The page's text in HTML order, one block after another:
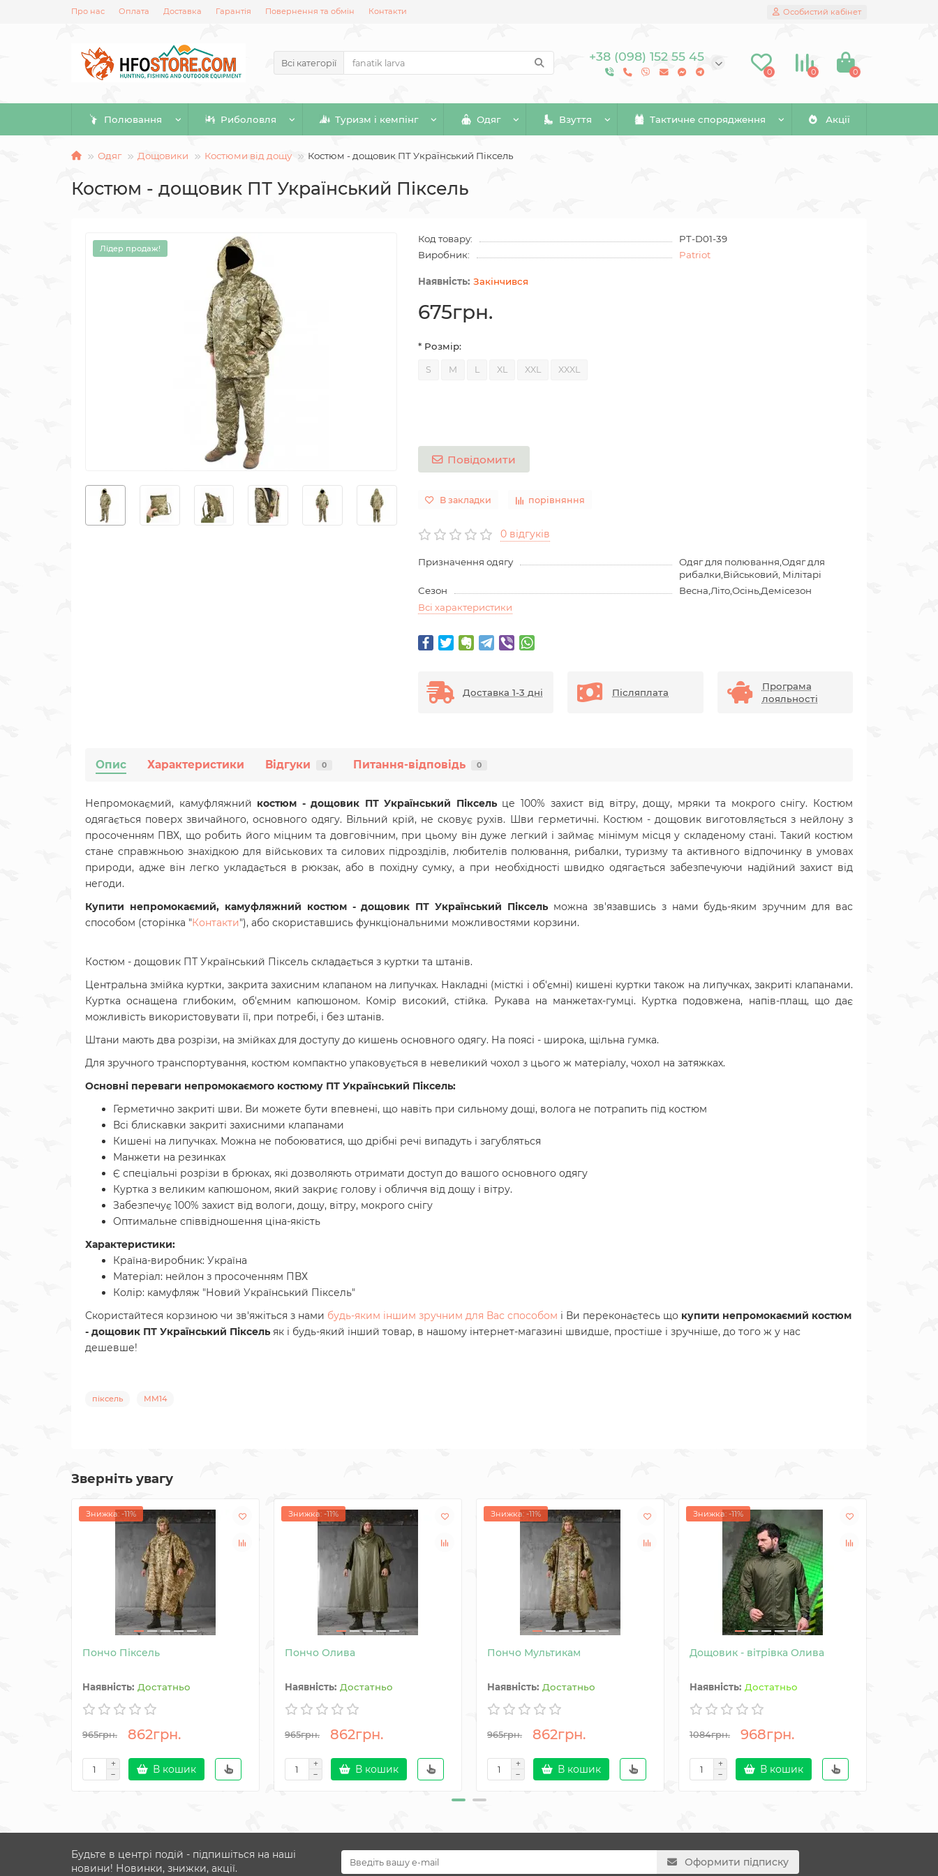
Про нас Оплата Доставка Гарантія Повернення та обмін Контакти Особистий кабінет
Всі категорії +38 (098) 152 55 45
0 0 0
Полювання Риболовля Туризм і кемпінг Одяг Взуття Тактичне спорядження Акції
Одяг Дощовики Костюми від дощу Костюм - дощовик ПТ Український Піксель
Костюм - дощовик ПТ Український Піксель
Лідер продаж!
Код товару:
PT-D01-39
Виробник:
Patriot
Закінчився
675грн.
* Розмір:
S M L XL XXL XXXL
Повідомити
В закладки порівняння
0 відгуків
Призначення одягу
Одяг для полювання,Одяг для
рибалки,Військовий, Мілітарі
Сезон
Весна,Літо,Осінь,Демісезон
Всі характеристики
Доставка 1-3 дні Післяплата
Програма
лояльності
Опис Характеристики Відгуки 0 Питання-відповідь 0
Непромокаємий, камуфляжний костюм - дощовик ПТ Український Піксель це 100% захист від вітру, дощу, мряки та мокрого снігу. Костюм
одягається поверх звичайного, основного одягу. Вільний крій, не сковує рухів. Шви герметичні. Костюм - дощовик виготовляється з нейлону з
просоченням ПВХ, що робить його міцним та довговічним, при цьому він дуже легкий і займає мінімум місця у складеному стані. Такий костюм
стане справжньою знахідкою для військових та силових підрозділів, любителів полювання, рибалки, туризму та активного відпочинку в умовах
природи, адже він легко укладається в рюкзак, або в похідну сумку, а при необхідності швидко одягається забезпечуючи надійний захист від
негоди.
Купити непромокаємий, камуфляжний костюм - дощовик ПТ Український Піксель можна зв'язавшись з нами будь-яким зручним для вас
способом (сторінка "Контакти"), або скориставшись функціональними можливостями корзини.
Костюм - дощовик ПТ Український Піксель складається з куртки та штанів.
Центральна змійка куртки, закрита захисним клапаном на липучках. Накладні (місткі і об'ємні) кишені куртки також на липучках, закриті клапанами.
Куртка оснащена глибоким, об'ємним капюшоном. Комір високий, стійка. Рукава на манжетах-гумці. Куртка подовжена, напів-плащ, що дає
можливість використовувати її, при потребі, і без штанів.
Штани мають два розрізи, на змійках для доступу до кишень основного одягу. На поясі - широка, щільна гумка.
Для зручного транспортування, костюм компактно упаковується в невеликий чохол з цього ж матеріалу, чохол на затяжках.
Основні переваги непромокаємого костюму ПТ Український Піксель:
Герметично закриті шви. Ви можете бути впевнені, що навіть при сильному дощі, волога не потрапить під костюм
Всі блискавки закриті захисними клапанами
Кишені на липучках. Можна не побоюватися, що дрібні речі випадуть і загубляться
Манжети на резинках
Є спеціальні розрізи в брюках, які дозволяють отримати доступ до вашого основного одягу
Куртка з великим капюшоном, який закриє голову і обличчя від дощу і вітру.
Забезпечує 100% захист від вологи, дощу, вітру, мокрого снігу
Оптимальне співвідношення ціна-якість
Характеристики:
Країна-виробник: Україна
Матеріал: нейлон з просоченням ПВХ
Колір: камуфляж "Новий Український Піксель"
Скористайтеся корзиною чи зв'яжіться з нами будь-яким іншим зручним для Вас способом і Ви переконаєтесь що купити непромокаємий костюм
- дощовик ПТ Український Піксель як і будь-який інший товар, в нашому інтернет-магазині швидше, простіше і зручніше, до того ж у нас
дешевше!
піксель MM14
Зверніть увагу
Знижка: -11%
Пончо Піксель
Достатньо
965грн. 862грн.
В кошик
Знижка: -11%
Пончо Олива
Достатньо
965грн. 862грн.
В кошик
Знижка: -11%
Пончо Мультикам
Достатньо
965грн. 862грн.
В кошик
Знижка: -11%
Дощовик - вітрівка Олива
Достатньо
1084грн. 968грн.
В кошик
Будьте в центрі подій - підпишіться на наші
новини! Новинки, знижки, акції.
Оформити підписку